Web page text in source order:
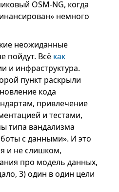
OSM-NG, когда
немного
неожиданные
пойдут. Всё как
и инфраструктура.
пункт раскрыли
кода
привлечение
и тестами,
типа вандализма
с данными». И это
и не слишком,
про модель данных,
3) один в один цели